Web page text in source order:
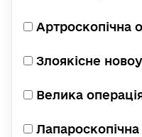
Артроскопічна
Злоякісне
Велика